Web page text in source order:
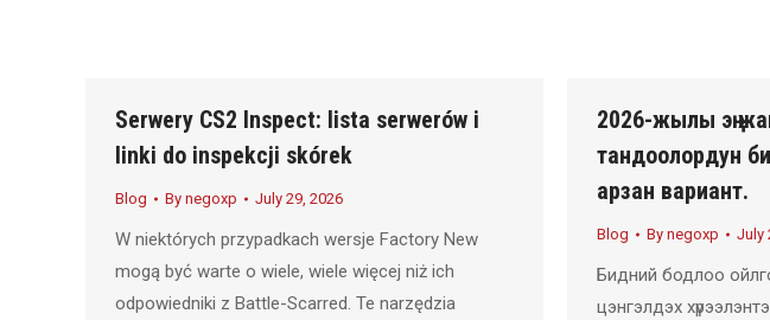
Serwery CS2 Inspect: lista serwerów i
linki do inspekcji skórek
Blog By negoxp July 29, 2026
W niektórych przypadkach wersje Factory New
mogą być warte o wiele, wiele więcej niż ich
odpowiedniki z Battle-Scarred. Te narzędzia
2026-жылы эң
тандоолордун
арзан вариант.
Blog By negoxp July
Бидний бодлоо
цэнгэлдэх